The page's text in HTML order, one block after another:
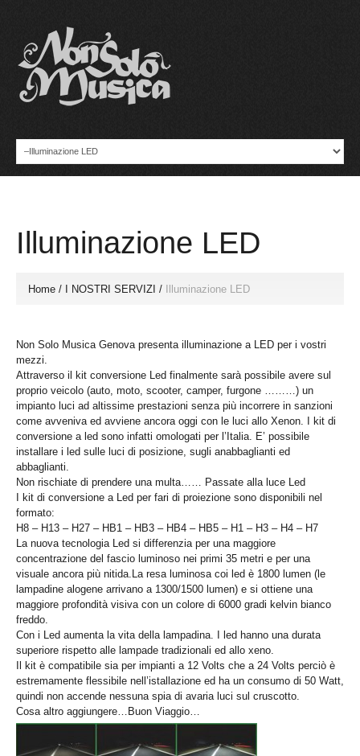
Illuminazione LED
Home / I NOSTRI SERVIZI / Illuminazione LED
Non Solo Musica Genova presenta illuminazione a LED per i vostri
mezzi.
Attraverso il kit conversione Led finalmente sarà possibile avere sul
proprio veicolo (auto, moto, scooter, camper, furgone ………) un
impianto luci ad altissime prestazioni senza più incorrere in sanzioni
come avveniva ed avviene ancora oggi con le luci allo Xenon. I kit di
conversione a led sono infatti omologati per l’Italia. E’ possibile
installare i led sulle luci di posizione, sugli anabbaglianti ed
abbaglianti.
Non rischiate di prendere una multa…… Passate alla luce Led
I kit di conversione a Led per fari di proiezione sono disponibili nel
formato:
H8 – H13 – H27 – HB1 – HB3 – HB4 – HB5 – H1 – H3 – H4 – H7
La nuova tecnologia Led si differenzia per una maggiore
concentrazione del fascio luminoso nei primi 35 metri e per una
visuale ancora più nitida.La resa luminosa coi led è 1800 lumen (le
lampadine alogene arrivano a 1300/1500 lumen) e si ottiene una
maggiore profondità visiva con un colore di 6000 gradi kelvin bianco
freddo.
Con i Led aumenta la vita della lampadina. I led hanno una durata
superiore rispetto alle lampade tradizionali ed allo xeno.
Il kit è compatibile sia per impianti a 12 Volts che a 24 Volts perciò è
estremamente flessibile nell’istallazione ed ha un consumo di 50 Watt,
quindi non accende nessuna spia di avaria luci sul cruscotto.
Cosa altro aggiungere…Buon Viaggio…